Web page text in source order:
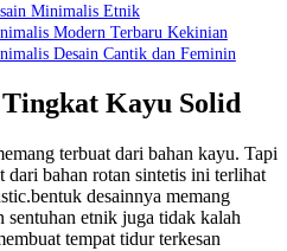
Minimalis Etnik
Modern Terbaru Kekinian
Desain Cantik dan Feminin
Kayu Solid
terbuat dari bahan kayu. Tapi
bahan rotan sintetis ini terlihat
desainnya memang
sentuhan etnik juga tidak kalah
tempat tidur terkesan